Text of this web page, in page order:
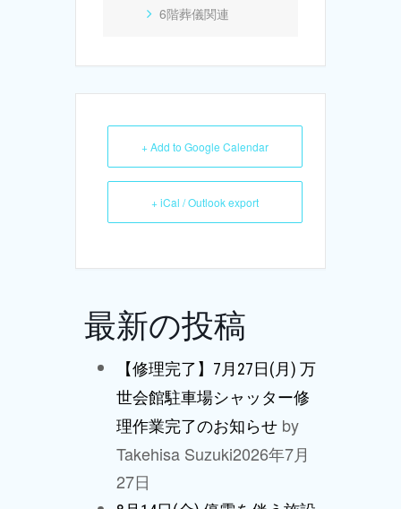
6階葬儀関連
+ Add to Google Calendar
+ iCal / Outlook export
最新の投稿
【修理完了】7月27日(月) 万
世会館駐車場シャッター修
理作業完了のお知らせ by
Takehisa Suzuki2026年7月
27日